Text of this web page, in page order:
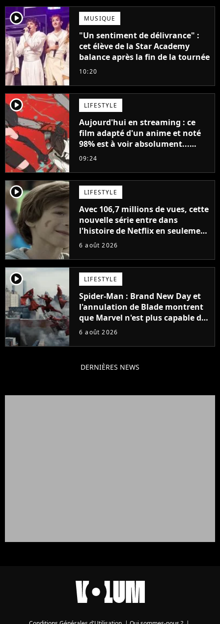
player2 MUSIQUE
"Un sentiment de délivrance" :
cet élève de la Star Academy
balance après la fin de la tournée
10:20
player2 LIFESTYLE
Aujourd'hui en streaming : ce
film adapté d'un anime et noté
98% est à voir absolument...
sinon vous ne comprendrez plus
09:24
player2 LIFESTYLE
Avec 106,7 millions de vues, cette
nouvelle série entre dans
l'histoire de Netflix en seulement
48 jours
6 août 2026
player2 LIFESTYLE
Spider-Man : Brand New Day et
l'annulation de Blade montrent
que Marvel n'est plus capable de
faire quoi que ce soit de simple
6 août 2026
DERNIÈRES NEWS